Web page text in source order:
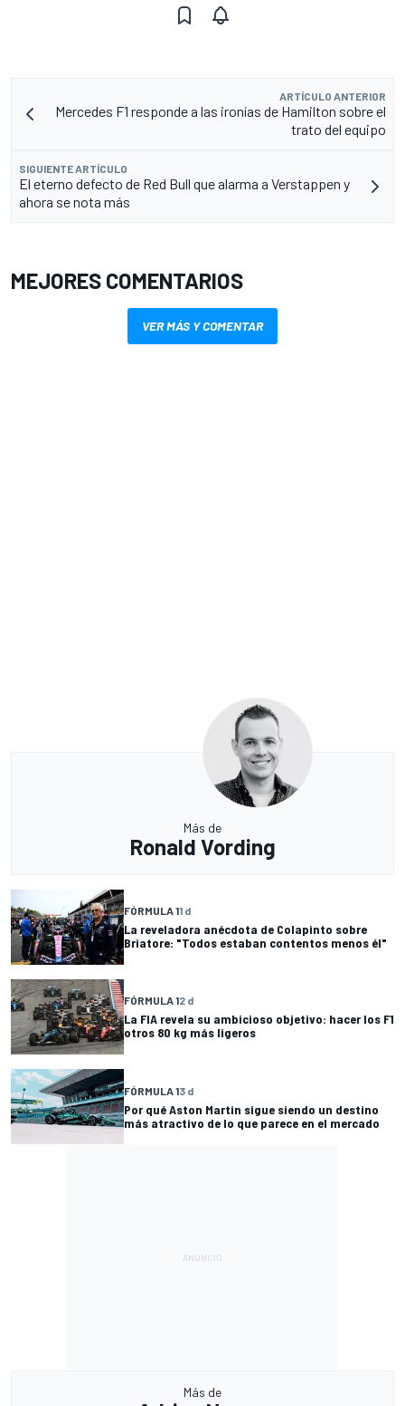
ARTÍCULO ANTERIOR
Mercedes F1 responde a las ironías de Hamilton sobre el
trato del equipo
SIGUIENTE ARTÍCULO
El eterno defecto de Red Bull que alarma a Verstappen y
ahora se nota más
MEJORES COMENTARIOS
VER MÁS Y COMENTAR
Más de
Ronald Vording
FÓRMULA 11 d
La reveladora anécdota de Colapinto sobre
Briatore: "Todos estaban contentos menos él"
FÓRMULA 12 d
La FIA revela su ambicioso objetivo: hacer los F1
otros 80 kg más ligeros
FÓRMULA 13 d
Por qué Aston Martin sigue siendo un destino
más atractivo de lo que parece en el mercado
Más de